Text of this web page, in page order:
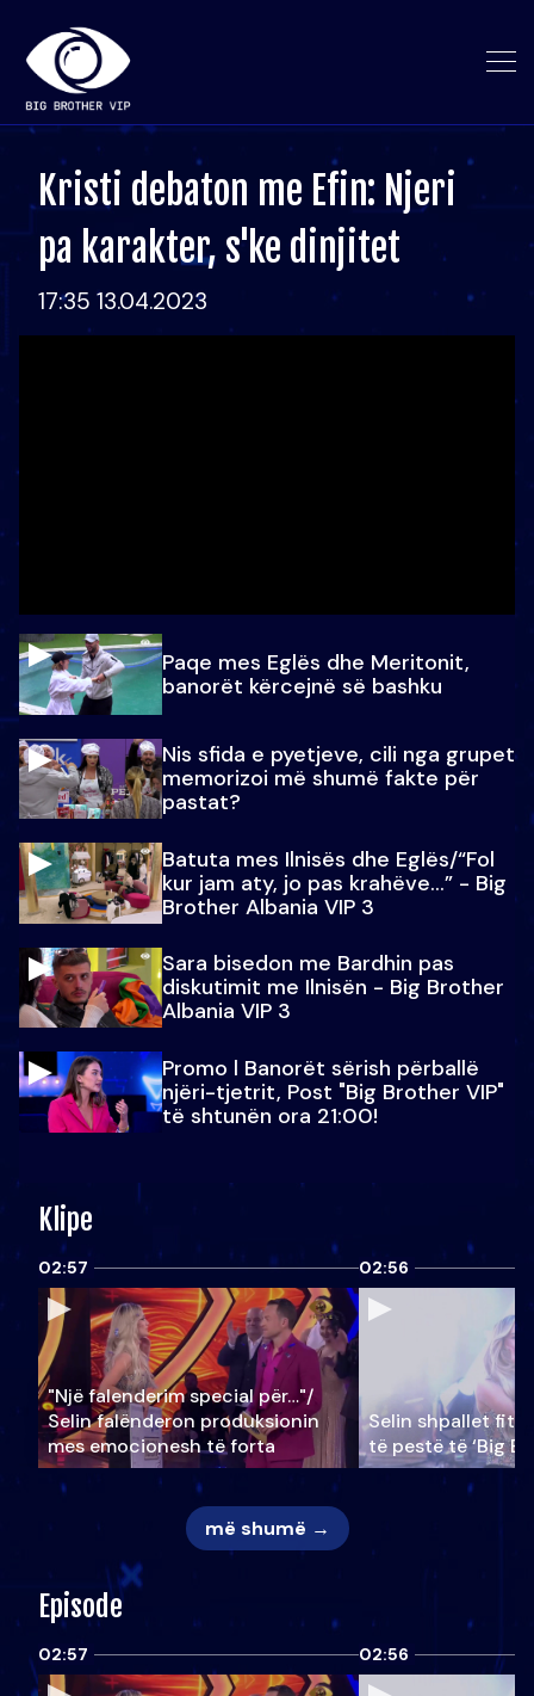
Kristi debaton me Efin: Njeri
pa karakter, s'ke dinjitet
17:35 13.04.2023
Paqe mes Eglës dhe Meritonit,
banorët kërcejnë së bashku
Nis sfida e pyetjeve, cili nga grupet
memorizoi më shumë fakte për
pastat?
Batuta mes Ilnisës dhe Eglës/“Fol
kur jam aty, jo pas krahëve…” - Big
Brother Albania VIP 3
Sara bisedon me Bardhin pas
diskutimit me Ilnisën - Big Brother
Albania VIP 3
Promo l Banorët sërish përballë
njëri-tjetrit, Post "Big Brother VIP"
të shtunën ora 21:00!
Klipe
02:57
"Një falenderim special për…"/
Selin falënderon produksionin
mes emocionesh të forta
02:56
Selin shpallet
të pestë të ‘Big
më shumë →
Episode
02:57 02:56